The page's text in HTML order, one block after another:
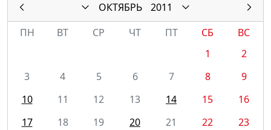
ОКТЯБРЬ
2011
ПН
ВТ СР ЧТ ПТ СБ
ВС
1
2
3
4 5 6 7 8
9
10
11 12 13 14 15
16
17
18 19 20 21 22
23